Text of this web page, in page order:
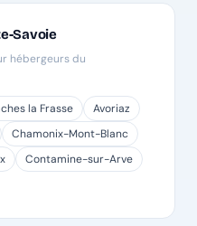
Savoie
hébergeurs du
la Frasse
Avoriaz
Chamonix-Mont-Blanc
Contamine-sur-Arve